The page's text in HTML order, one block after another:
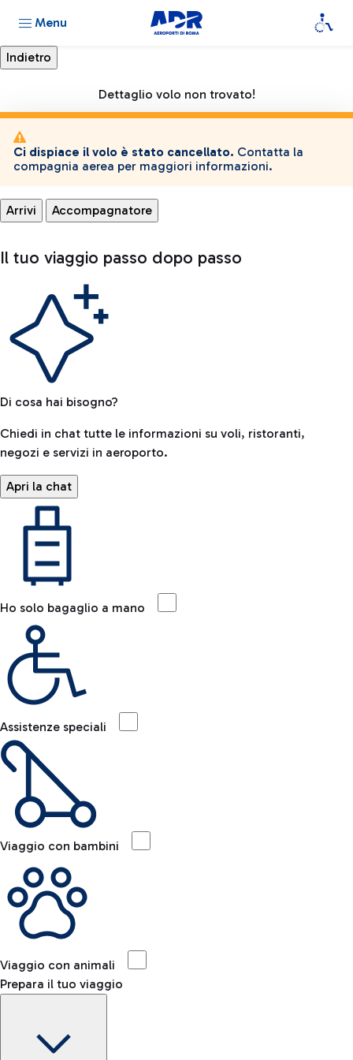
Menu
Dettaglio volo non trovato!
Ci dispiace il volo è stato cancellato. Contatta la
compagnia aerea per maggiori informazioni.
Arrivi Accompagnatore
Il tuo viaggio passo dopo passo
Di cosa hai bisogno?
Chiedi in chat tutte le informazioni su voli, ristoranti,
negozi e servizi in aeroporto.
Apri la chat
Ho solo bagaglio a mano
Assistenze speciali
Viaggio con bambini
Viaggio con animali
Prepara il tuo viaggio